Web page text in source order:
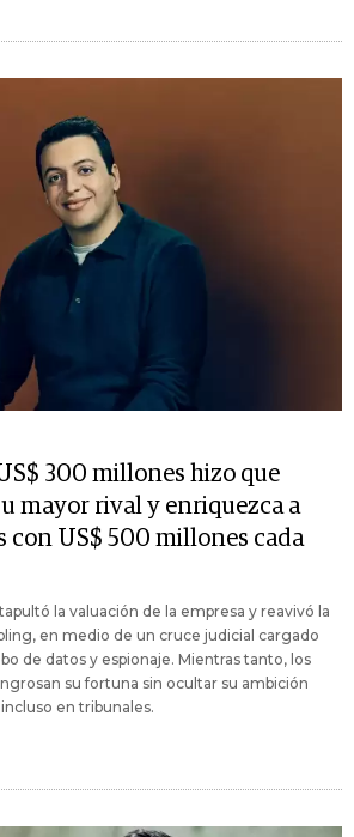
300 millones hizo que
mayor rival y enriquezca a
con US$ 500 millones cada
la valuación de la empresa y reavivó la
en medio de un cruce judicial cargado
de datos y espionaje. Mientras tanto, los
su fortuna sin ocultar su ambición
en tribunales.